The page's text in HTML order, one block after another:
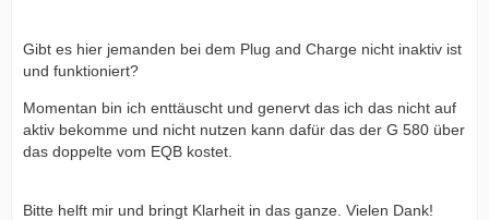
Gibt es hier jemanden bei dem Plug and Charge nicht inaktiv ist
und funktioniert?
Momentan bin ich enttäuscht und genervt das ich das nicht auf
aktiv bekomme und nicht nutzen kann dafür das der G 580 über
das doppelte vom EQB kostet.
Bitte helft mir und bringt Klarheit in das ganze. Vielen Dank!